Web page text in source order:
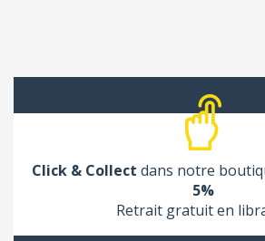
Click & Collect dans notre
5%
Retrait gratuit en